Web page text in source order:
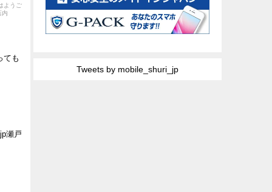
ようご
内
ても
瀬戸
Tweets by mobile_shuri_jp